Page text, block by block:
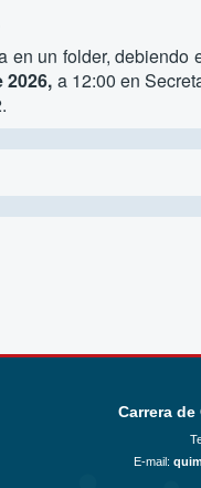
un folder, debiendo
2026, a 12:00 en
Carrera
E-mail: